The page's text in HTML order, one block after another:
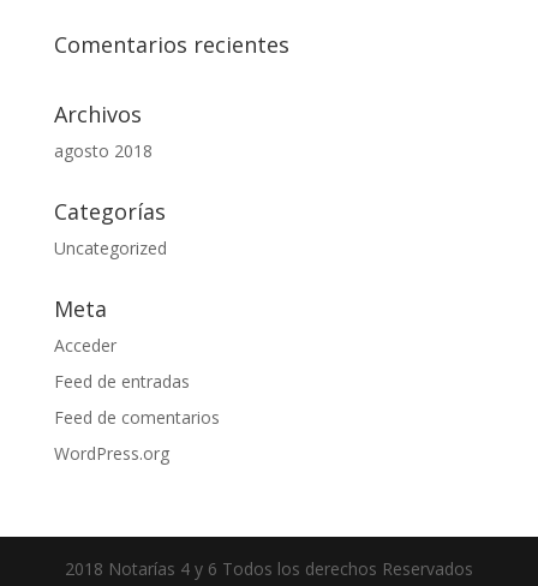
Comentarios recientes
Archivos
agosto 2018
Categorías
Uncategorized
Meta
Acceder
Feed de entradas
Feed de comentarios
WordPress.org
2018 Notarías 4 y 6 Todos los derechos Reservados